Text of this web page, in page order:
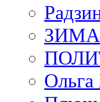
ЗИМА